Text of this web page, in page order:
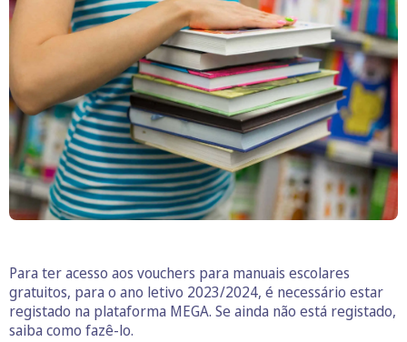
Para ter acesso aos vouchers para manuais escolares
gratuitos, para o ano letivo 2023/2024, é necessário estar
registado na plataforma MEGA. Se ainda não está registado,
saiba como fazê-lo.